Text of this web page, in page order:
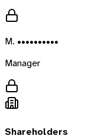
M. ••••••••••
Manager
Shareholders